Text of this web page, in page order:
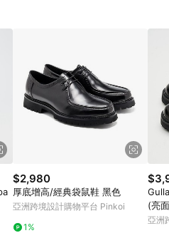
頁面後才首次下載 Pinkoi APP 並
$2,980
厚底增高/經典袋鼠鞋 黑色
亞洲跨境設計購物平台 Pinkoi
1%
(亮
亞洲